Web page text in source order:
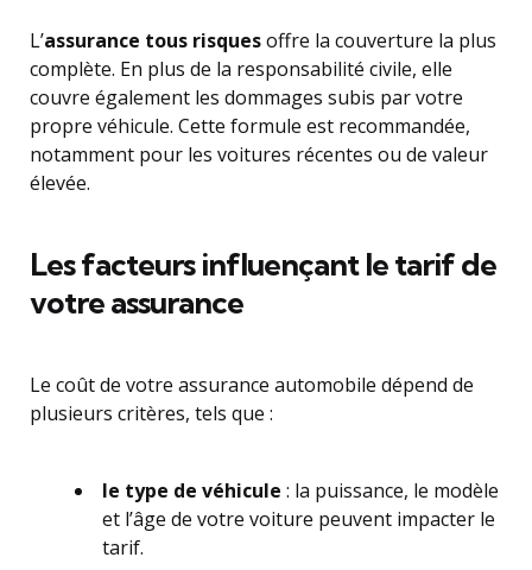
L’assurance tous risquesoffre la couverture la plus
complète. En plus de la responsabilité civile, elle
couvre également les dommages subis par votre
propre véhicule. Cette formule est recommandée,
notamment pour les voitures récentes ou de valeur
élevée.
Les facteurs influençant le tarif de
votre assurance
Le coût de votre assurance automobile dépend de
plusieurs critères, tels que :
le type de véhicule : la puissance, le modèle
et l’âge de votre voiture peuvent impacter le
tarif.